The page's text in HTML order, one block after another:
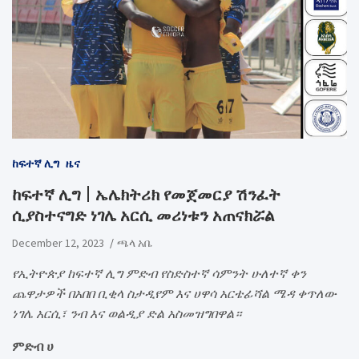
ከፍተኛ ሊግ ዜና
ከፍተኛ ሊግ | ኤሌክትሪክ የመጀመርያ ሽንፈት
ሲያስተናግድ ነገሌ አርሲ መሪነቱን አጠናክሯል
December 12, 2023 ጫላ አቤ
የኢትዮጵያ ከፍተኛ ሊግ ምድብ የስድስተኛ ሳምንት ሁለተኛ ቀን
ጨዋታዎች በአበበ ቢቂላ ስታዲየም እና ሀዋሳ አርቴፊሻል ሜዳ ቀጥለው
ነገሌ አርሲ፣ ንብ እና ወልዲያ ድል አስመዝግበዋል።
ምድብ ሀ